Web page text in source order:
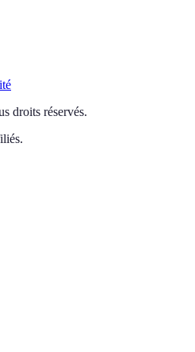
droits réservés.